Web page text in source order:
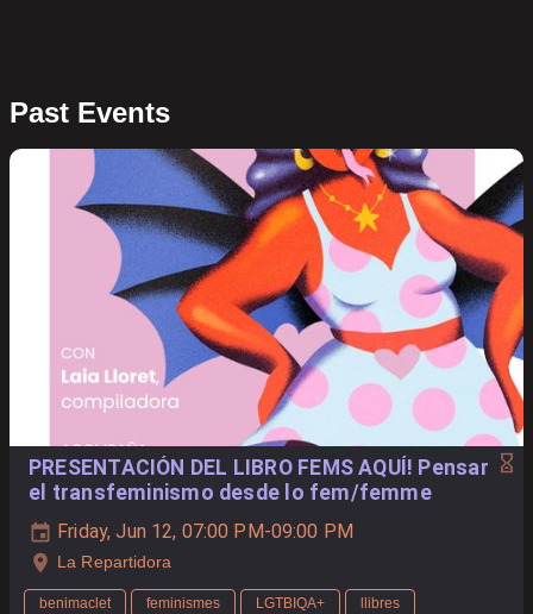
Past Events
PRESENTACIÓN DEL LIBRO FEMS AQUÍ! Pensar
el transfeminismo desde lo fem/femme
Friday, Jun 12, 07:00 PM-09:00 PM
La Repartidora
benimaclet feminismes LGTBIQA+ llibres